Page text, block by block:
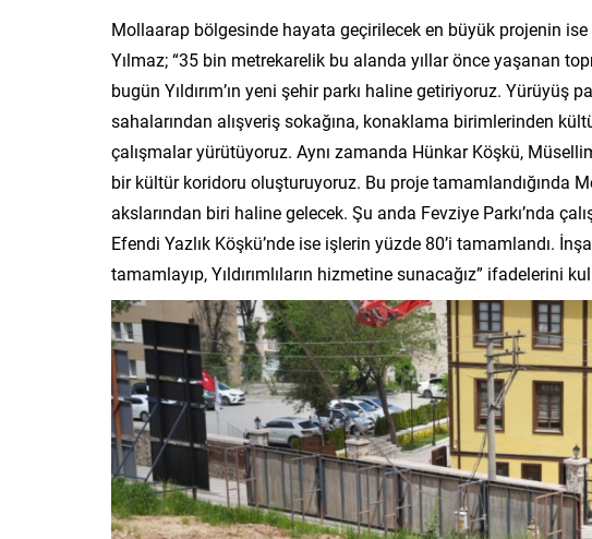
Mollaarap bölgesinde hayata geçirilecek en büyük projenin
Yılmaz; “35 bin metrekarelik bu alanda yıllar önce yaşanan
bugün Yıldırım’ın yeni şehir parkı haline getiriyoruz. Yürüyüş
sahalarından alışveriş sokağına, konaklama birimlerinden
çalışmalar yürütüyoruz. Aynı zamanda Hünkar Köşkü,
bir kültür koridoru oluşturuyoruz. Bu proje tamamlandığında
akslarından biri haline gelecek. Şu anda Fevziye Parkı’nda
Efendi Yazlık Köşkü’nde ise işlerin yüzde 80’i tamamlandı.
tamamlayıp, Yıldırımlıların hizmetine sunacağız” ifadelerini